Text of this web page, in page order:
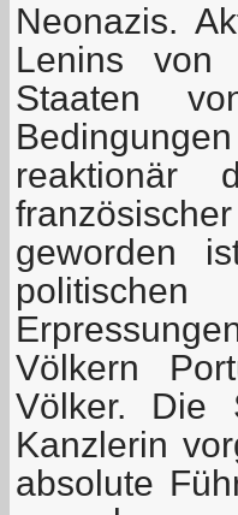
Neonazis.
Lenins von
Staaten
reaktionär
geworden
Völkern
Völker. Die
Kanzlerin
absolute